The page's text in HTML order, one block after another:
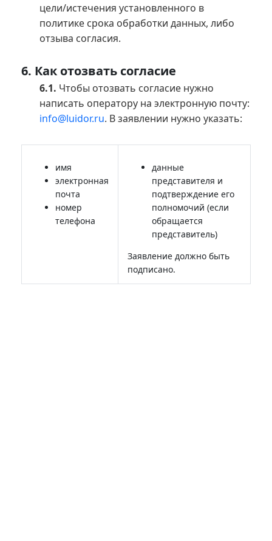
цели/истечения установленного в
политике срока обработки данных, либо
отзыва согласия.
6. Как отозвать согласие
6.1. Чтобы отозвать согласие нужно
написать оператору на электронную почту:
info@luidor.ru. В заявлении нужно указать:
имя
электронная
почта
номер
телефона
данные
представителя и
подтверждение его
полномочий (если
обращается
представитель)
Заявление должно быть
подписано.